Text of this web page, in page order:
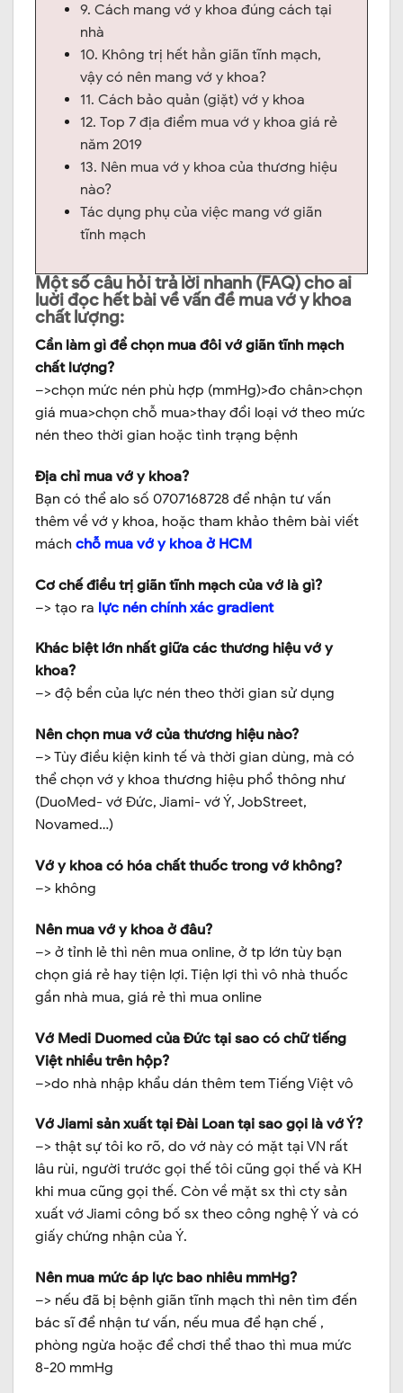
9. Cách mang vớ y khoa đúng cách tại
nhà
10. Không trị hết hẳn giãn tĩnh mạch,
vậy có nên mang vớ y khoa?
11. Cách bảo quản (giặt) vớ y khoa
12. Top 7 địa điểm mua vớ y khoa giá rẻ
năm 2019
13. Nên mua vớ y khoa của thương hiệu
nào?
Tác dụng phụ của việc mang vớ giãn
tĩnh mạch
Một số câu hỏi trả lời nhanh (FAQ) cho ai
luời đọc hết bài về vấn đề mua vớ y khoa
chất lượng:
Cần làm gì để chọn mua đôi vớ giãn tĩnh mạch
chất lượng?
–>chọn mức nén phù hợp (mmHg)>đo chân>chọn
giá mua>chọn chỗ mua>thay đổi loại vớ theo mức
nén theo thời gian hoặc tình trạng bệnh
Địa chỉ mua vớ y khoa?
Bạn có thể alo số 0707168728 để nhận tư vấn
thêm về vớ y khoa, hoặc tham khảo thêm bài viết
mách chỗ mua vớ y khoa ở HCM
Cơ chế điều trị giãn tĩnh mạch của vớ là gì?
–> tạo ra lực nén chính xác gradient
Khác biệt lớn nhất giữa các thương hiệu vớ y
khoa?
–> độ bền của lực nén theo thời gian sử dụng
Nên chọn mua vớ của thương hiệu nào?
–> Tùy điều kiện kinh tế và thời gian dùng, mà có
thể chọn vớ y khoa thương hiệu phổ thông như
(DuoMed- vớ Đức, Jiami- vớ Ý, JobStreet,
Novamed…)
Vớ y khoa có hóa chất thuốc trong vớ không?
–> không
Nên mua vớ y khoa ở đâu?
–> ở tỉnh lẻ thì nên mua online, ở tp lớn tùy bạn
chọn giá rẻ hay tiện lợi. Tiện lợi thì vô nhà thuốc
gần nhà mua, giá rẻ thì mua online
Vớ Medi Duomed của Đức tại sao có chữ tiếng
Việt nhiều trên hộp?
–>do nhà nhập khẩu dán thêm tem Tiếng Việt vô
Vớ Jiami sản xuất tại Đài Loan tại sao gọi là vớ Ý?
–> thật sự tôi ko rõ, do vớ này có mặt tại VN rất
lâu rùi, người trước gọi thế tôi cũng gọi thế và KH
khi mua cũng gọi thế. Còn về mặt sx thì cty sản
xuất vớ Jiami công bố sx theo công nghệ Ý và có
giấy chứng nhận của Ý.
Nên mua mức áp lực bao nhiêu mmHg?
–> nếu đã bị bệnh giãn tĩnh mạch thì nên tìm đến
bác sĩ để nhận tư vấn, nếu mua để hạn chế ,
phòng ngừa hoặc để chơi thể thao thì mua mức
8-20 mmHg